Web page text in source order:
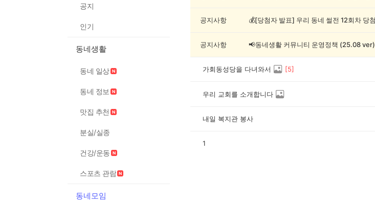
공지
인기
동네생활
동네 일상
동네 정보
맛집 추천
분실/실종
건강/운동
스포츠 관람
동네모임
공지사항
공지사항 📢동네생활 커뮤니티 운영정책 (25.08 ver)
가회동성당을 다녀와서 [5]
우리 교회를 소개합니다
내일 복지관 봉사
1